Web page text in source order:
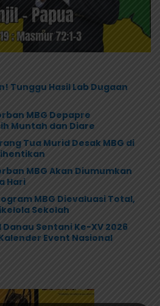
Tunggu Hasil Lab Dugaan
MBG Depapre
Muntah dan Diare
Tua Murid Desak MBG di
MBG Akan Diumumkan
Hari
MBG Dievaluasi Total,
Sekolah
Sentani Ke-XV 2026
Event Nasional